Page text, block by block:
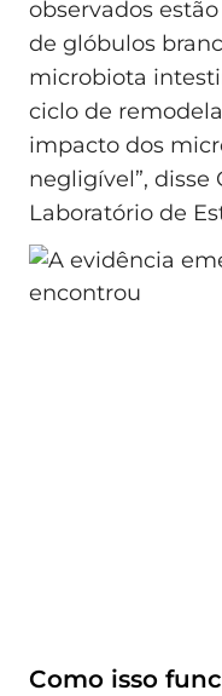
observados
de glóbulos
microbiota
ciclo de
impacto dos
negligível”, disse
Laboratório de
Como isso